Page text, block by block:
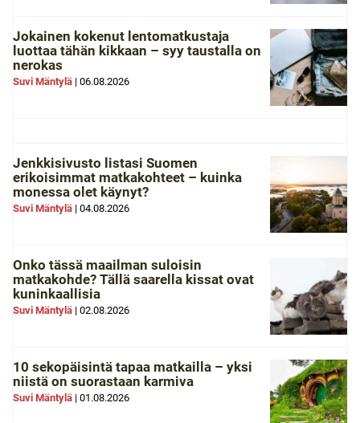
Jokainen kokenut lentomatkustaja
luottaa tähän kikkaan – syy taustalla on
nerokas
Suvi Mäntylä | 06.08.2026
Jenkkisivusto listasi Suomen
erikoisimmat matkakohteet – kuinka
monessa olet käynyt?
Suvi Mäntylä | 04.08.2026
Onko tässä maailman suloisin
matkakohde? Tällä saarella kissat ovat
kuninkaallisia
Suvi Mäntylä | 02.08.2026
10 sekopäisintä tapaa matkailla – yksi
niistä on suorastaan karmiva
Suvi Mäntylä | 01.08.2026